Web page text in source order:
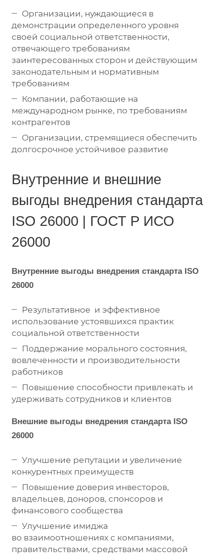
Организации, нуждающиеся в
демонстрации определенного уровня
своей социальной ответственности,
отвечающего требованиям
заинтересованных сторон и действующим
законодательным и нормативным
требованиям
Компании, работающие на
международном рынке, по требованиям
контрагентов
Организации, стремящиеся обеспечить
долгосрочное устойчивое развитие
Внутренние и внешние
выгоды внедрения стандарта
ISO 26000 | ГОСТ Р ИСО
26000
Внутренние выгоды внедрения стандарта ISO
26000
Результативное и эффективное
использование устоявшихся практик
социальной ответственности
Поддержание морального состояния,
вовлеченности и производительности
работников
Повышение способности привлекать и
удерживать сотрудников и клиентов
Внешние выгоды внедрения стандарта ISO
26000
Улучшение репутации и увеличение
конкурентных преимуществ
Повышение доверия инвесторов,
владельцев, доноров, спонсоров и
финансового сообщества
Улучшение имиджа
во взаимоотношениях с компаниями,
правительствами, средствами массовой